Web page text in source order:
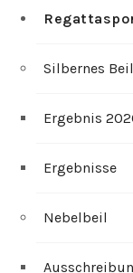
Silbernes Beil
Ergebnis
Ergebnisse
Nebelbeil